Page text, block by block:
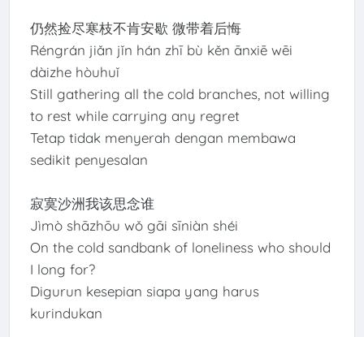
仍然捡尽寒枝不肯安歇 微带着后悔
Réngrán jiǎn jǐn hán zhī bù kěn ānxiē wēi
dàizhe hòuhuǐ
Still gathering all the cold branches, not willing
to rest while carrying any regret
Tetap tidak menyerah dengan membawa
sedikit penyesalan
寂寞沙洲我该思念谁
Jìmò shāzhōu wǒ gāi sīniàn shéi
On the cold sandbank of loneliness who should
I long for?
Digurun kesepian siapa yang harus
kurindukan